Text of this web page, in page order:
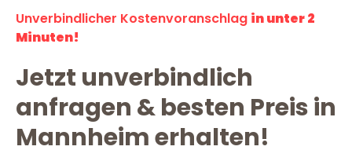
Unverbindlicher Kostenvoranschlag in unter 2
Minuten!
Jetzt unverbindlich
anfragen & besten Preis in
Mannheim erhalten!